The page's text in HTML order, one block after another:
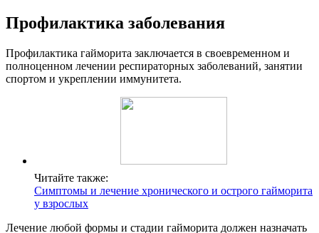
Профилактика заболевания
Профилактика гайморита заключается в своевременном и
полноценном лечении респираторных заболеваний, занятии
спортом и укреплении иммунитета.
Читайте также:
Симптомы и лечение хронического и острого гайморита
у взрослых
Лечение любой формы и стадии гайморита должен назначать